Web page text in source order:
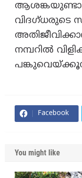
വിദഗ്ധരുടെ
നമ്പറില്‍
Facebook
You might like